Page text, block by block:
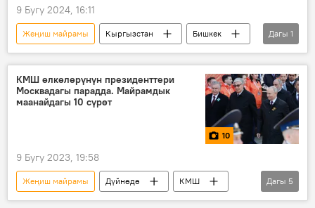
9 Бугу 2024, 16:11
Жеңиш майрамы Кыргызстан
Бишкек
Видео
Дагы 1
КМШ өлкөлөрүнүн президенттери
Москвадагы парадда. Майрамдык
маанайдагы 10 сүрөт
10
9 Бугу 2023, 19:58
Жеңиш майрамы Дүйнөдө
КМШ
Кыргызстан
Москва
парад
Дагы 5